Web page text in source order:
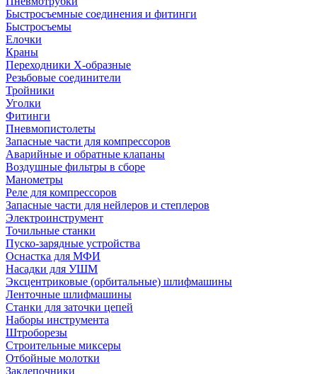
Быстросъемные соединения и фитинги
Быстросъемы
Елочки
Краны
Переходники Х-образные
Резьбовые соединители
Тройники
Уголки
Фитинги
Пневмопистолеты
Запасные части для компрессоров
Аварийные и обратные клапаны
Воздушные фильтры в сборе
Манометры
Реле для компрессоров
Запасные части для нейлеров и степлеров
Электроинструмент
Точильные станки
Пуско-зарядные устройства
Оснастка для МФИ
Насадки для УШМ
Эксцентриковые (орбитальные) шлифмашины
Ленточные шлифмашины
Станки для заточки цепей
Наборы инструмента
Штроборезы
Строительные миксеры
Отбойные молотки
Заклепочники